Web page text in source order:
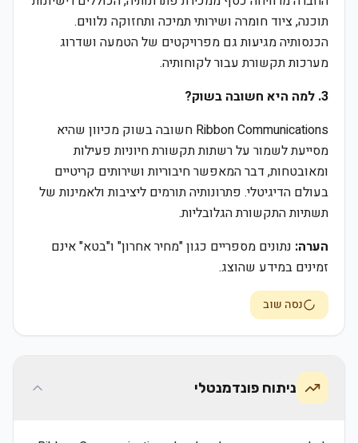
תוכנה, ציוד חומרה ושירותי תמיכה ותחזוקה נלווים.
הכנסותיה מגיעות גם מפרויקטים של הטמעה ושדרוג
מערכות תקשורת עבור לקוחותיה.
3. למה היא חשובה בשוק?
Ribbon Communications חשובה בשוק מכיוון שהיא
מסייעת לשמור על רשתות תקשורת חיוניות פעילות
ומאובטחות, דבר המאפשר חיבוריות ושירותים קריטיים
בעולם הדיגיטלי. פתרונותיה תורמים ליציבות ולאמינות של
תשתיות התקשורת הגלובליות.
הערה: נתונים מספריים כגון "מחיר אחרון" ו"בטא" אינם
זמינים במידע שהוצג.
נסה שוב
ניתוח פונדמנטלי